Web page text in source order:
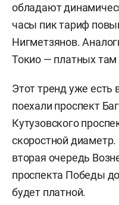
обладают
часы пик тариф
Нигметзянов.
Токио — платных
Этот тренд уже есть
поехали проспект
Кутузовского
скоростной
вторая очередь
проспекта Победы
будет платной.